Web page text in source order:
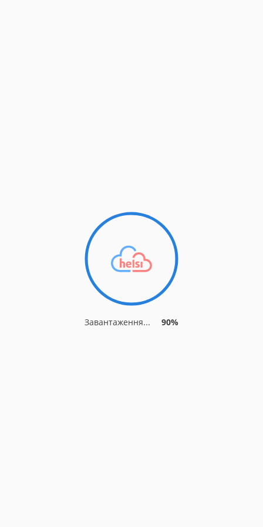
Завантаження... 90%